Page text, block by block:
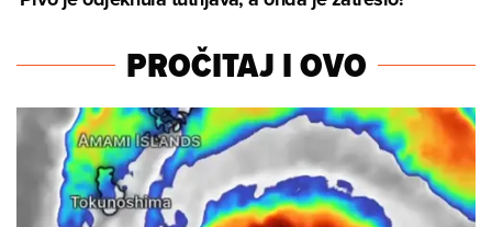
PROČITAJ I OVO